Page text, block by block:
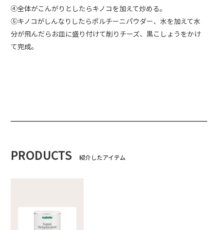
④全体がこんがりとしたらキノコを加えて炒める。
⑤キノコがしんなりしたらポルチーニパウダー、水を加えて水
分が飛んだらお皿に盛り付けて削りチーズ、黒こしょうをかけ
て完成。
PRODUCTS 紹介したアイテム